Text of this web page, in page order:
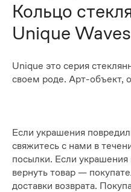
Кольцо
Unique Waves
Unique это серия
своем роде. Арт-объект,
Если украшения
свяжитесь с нами в
посылки. Если
вернуть товар —
доставки возврата.